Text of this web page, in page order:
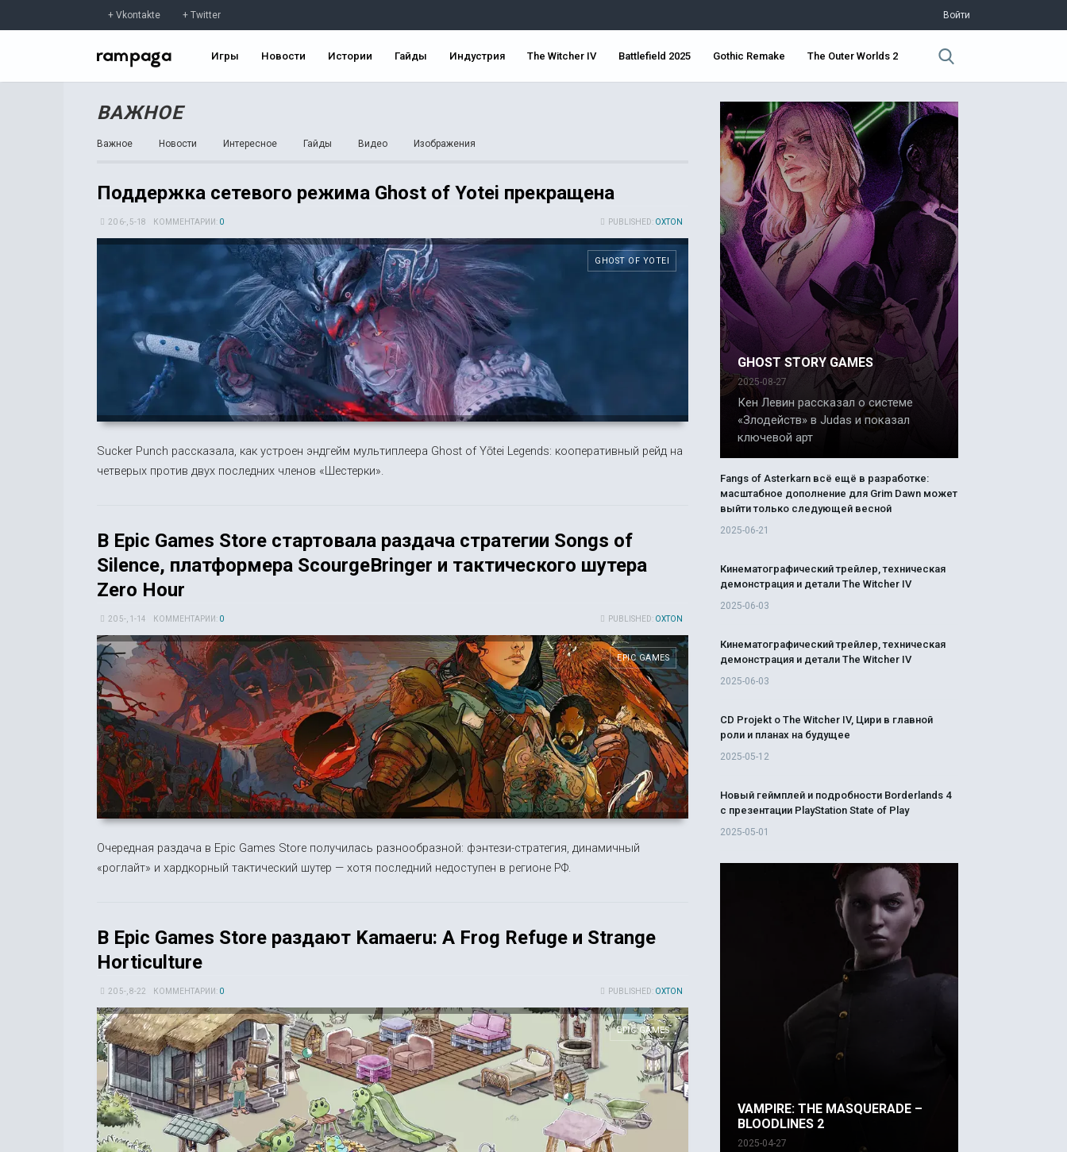
Vkontakte Twitter Войти
Игры Новости Истории Гайды Индустрия The Witcher IV Battlefield 2025 Gothic Remake The Outer Worlds 2
ВАЖНОЕ
Важное Новости Интересное Гайды Видео Изображения
Поддержка сетевого режима Ghost of Yotei прекращена
PUBLISHED: OXTON
20 6-, 5-18 КОММЕНТАРИИ: 0
GHOST OF YOTEI
Sucker Punch рассказала, как устроен эндгейм мультиплеера Ghost of Yōtei Legends: кооперативный рейд на
четверых против двух последних членов «Шестерки».
В Epic Games Store стартовала раздача стратегии Songs of
Silence, платформера ScourgeBringer и тактического шутера
Zero Hour
PUBLISHED: OXTON
20 5-, 1-14 КОММЕНТАРИИ: 0
EPIC GAMES
Очередная раздача в Epic Games Store получилась разнообразной: фэнтези-стратегия, динамичный
«роглайт» и хардкорный тактический шутер — хотя последний недоступен в регионе РФ.
В Epic Games Store раздают Kamaeru: A Frog Refuge и Strange
Horticulture
PUBLISHED: OXTON
20 5-, 8-22 КОММЕНТАРИИ: 0
EPIC GAMES
GHOST STORY GAMES
2025-08-27
Кен Левин рассказал о системе
«Злодейств» в Judas и показал
ключевой арт
Fangs of Asterkarn всё ещё в разработке:
масштабное дополнение для Grim Dawn может
выйти только следующей весной
2025-06-21
Кинематографический трейлер, техническая
демонстрация и детали The Witcher IV
2025-06-03
Кинематографический трейлер, техническая
демонстрация и детали The Witcher IV
2025-06-03
CD Projekt о The Witcher IV, Цири в главной
роли и планах на будущее
2025-05-12
Новый геймплей и подробности Borderlands 4
с презентации PlayStation State of Play
2025-05-01
VAMPIRE: THE MASQUERADE –
BLOODLINES 2
2025-04-27